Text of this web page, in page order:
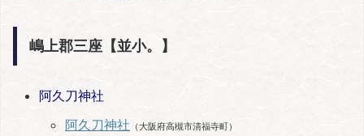
嶋上郡三座【並小。】
阿久刀神社
阿久刀神社 （大阪府高槻市清福寺町）